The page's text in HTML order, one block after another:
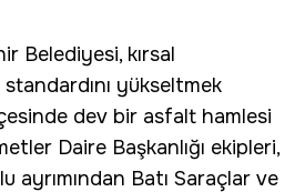
Belediyesi, kırsal
yükseltmek
dev bir asfalt hamlesi
Daire Başkanlığı ekipleri,
ayrımından Batı Saraçlar ve